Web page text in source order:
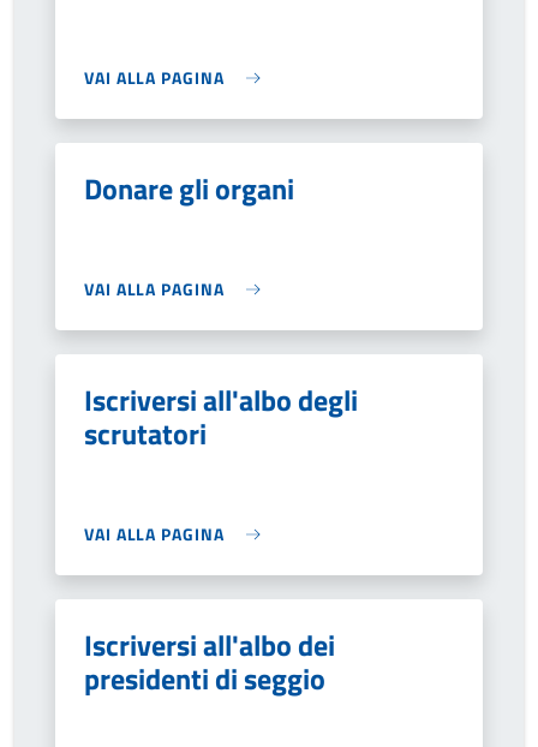
VAI ALLA PAGINA
Donare gli organi
VAI ALLA PAGINA
Iscriversi all'albo degli
scrutatori
VAI ALLA PAGINA
Iscriversi all'albo dei
presidenti di seggio